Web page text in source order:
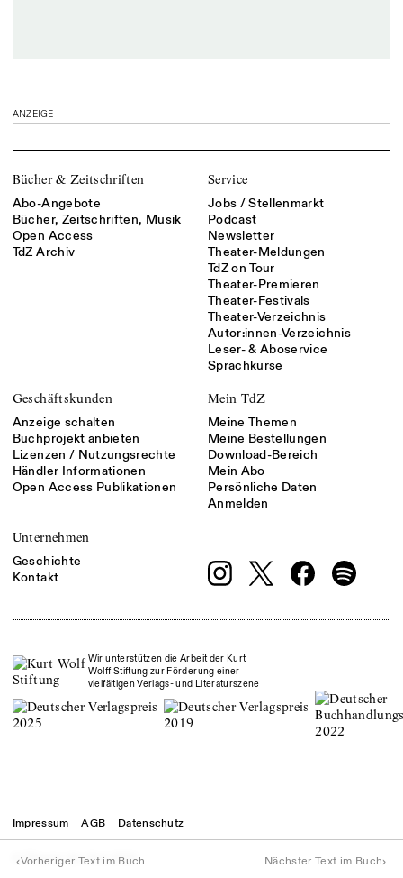
‹Vorheriger Text im Buch Nächster Text im Buch›
ANZEIGE
Bücher & Zeitschriften
Abo-Angebote
Bücher, Zeitschriften, Musik
Open Access
TdZ Archiv
Service
Jobs / Stellenmarkt
Podcast
Newsletter
Theater-Meldungen
TdZ on Tour
Theater-Premieren
Theater-Festivals
Theater-Verzeichnis
Autor:innen-Verzeichnis
Leser- & Aboservice
Sprachkurse
Geschäftskunden
Anzeige schalten
Buchprojekt anbieten
Lizenzen / Nutzungsrechte
Händler Informationen
Open Access Publikationen
Mein TdZ
Meine Themen
Meine Bestellungen
Download-Bereich
Mein Abo
Persönliche Daten
Anmelden
Unternehmen
Geschichte
Kontakt
Wir unterstützen die Arbeit der Kurt
Wolff Stiftung zur Förderung einer
vielfältigen Verlags- und Literaturszene
© Theater der Zeit2026
Impressum AGB Datenschutz